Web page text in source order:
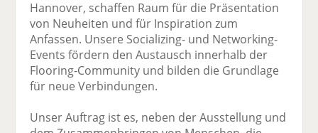
Hannover, schaffen Raum für die Präsentation
von Neuheiten und für Inspiration zum
Anfassen. Unsere Socializing- und Networking-
Events fördern den Austausch innerhalb der
Flooring-Community und bilden die Grundlage
für neue Verbindungen.
Unser Auftrag ist es, neben der Ausstellung und